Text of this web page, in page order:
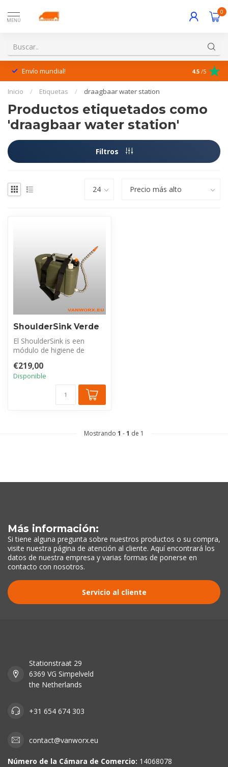
MENÚ
0
Envío mundial! ¡Excelente
4.5 /5
Inicio / Etiquetas / draagbaar water station
Productos etiquetados como
'draagbaar water station'
Filtros
ShoulderSink Verde
El ShoulderSink is een
módulo de higiene de
con 5 litr...
€219,00
Disponible
Mostrando 1 -1 de 1
Más información:
Si tiene alguna pregunta sobre nuestros productos o su compra,
visite nuestra página de atención al cliente. Aquí encontrará los
datos de nuestra empresa y varias formas de ponerse en
contacto con nosotros.
Servicio al cliente
Stationstraat 29
6369 VG Simpelveld
the Netherlands
+31 654 674 303
contact@vanworx.eu
Número de la Cámara de Comercio: 14068078